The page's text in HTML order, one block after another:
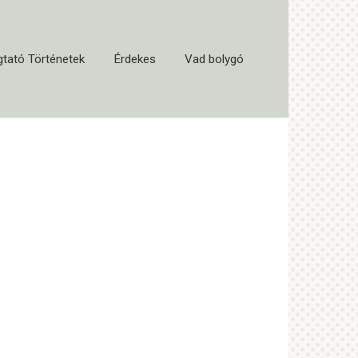
Történetek Érdekes Vad bolygó